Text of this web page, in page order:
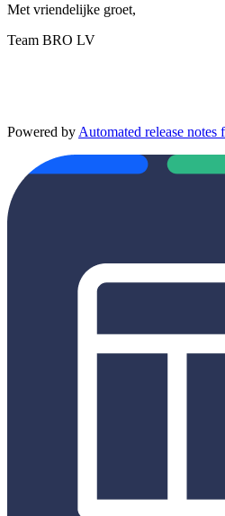
Met vriendelijke groet,
Team BRO LV
Powered by Automated release notes